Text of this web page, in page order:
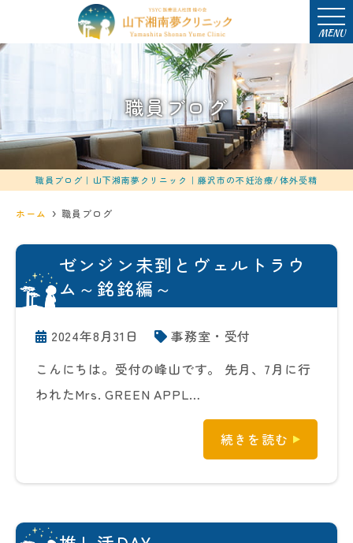
MENU
職員ブログ
職員ブログ｜山下湘南夢クリニック｜藤沢市の不妊治療/体外受精
ホーム 職員ブログ
ゼンジン未到とヴェルトラウ
ム～銘銘編～
2024年8月31日
事務室・受付
こんにちは。受付の峰山です。 先月、7月に行
われたMrs. GREEN APPL…
続きを読む